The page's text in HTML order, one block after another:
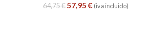
64,75€57,95€ (iva incluido)